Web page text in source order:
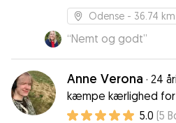
such great care of
Odense - 36.74 km
“Nemt og godt”
Anne Verona · 24
kæmpe kærlighed
velfærd i Odense
5.0 (5